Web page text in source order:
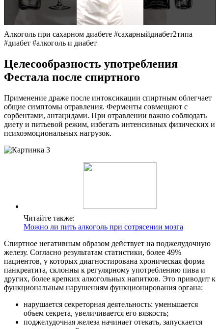
Алкоголь при сахарном диабете #сахарныйдиабет2типа
#диабет #алкоголь и диабет
Целесообразность употребления
Фестала после спиртного
Применение драже после интоксикации спиртным облегчает
общие симптомы отравления. Ферменты совмещают с
сорбентами, антацидами. При отравлении важно соблюдать
диету и питьевой режим, избегать интенсивных физических и
психоэмоциональных нагрузок.
Читайте также:
Можно ли пить алкоголь при сотрясении мозга
Спиртное негативным образом действует на поджелудочную
железу. Согласно результатам статистики, более 49%
пациентов, у которых диагностирована хроническая форма
панкреатита, склонны к регулярному употреблению пива и
других, более крепких алкогольных напитков. Это приводит к
функциональным нарушениям функционирования органа:
нарушается секреторная деятельность: уменьшается
объем секрета, увеличивается его вязкость;
поджелудочная железа начинает отекать, запускается